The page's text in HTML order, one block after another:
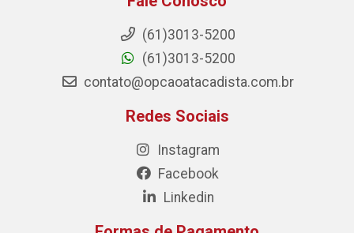
(61)3013-5200
(61)3013-5200
contato@opcaoatacadista.com.br
Redes Sociais
Instagram
Facebook
Linkedin